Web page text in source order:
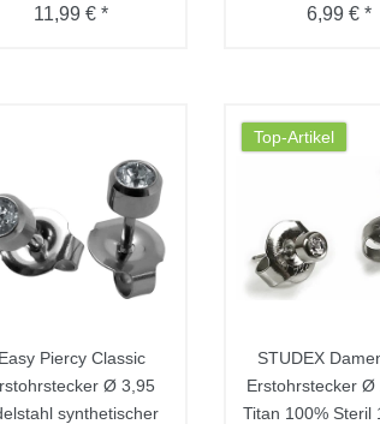
11,99 € * 6,99 € *
Easy Piercy Classic
Ø 3,95
synthetischer
Top-Artikel
STUDEX
Erstohrstecker Ø
Titan 100% Steril